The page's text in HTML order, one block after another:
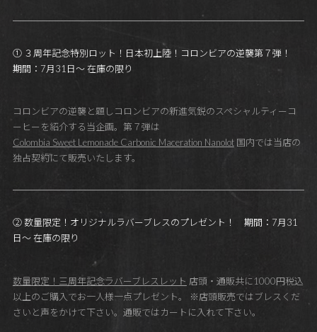
① ３周年記念特別ロット！日本初上陸！コロンビアの逆襲第７弾！
期間：7月31日～ 在庫の限り
コロンビアの逆襲と題しコロンビアの新進気鋭のスペシャルティーコ
ーヒーを紹介する当企画。第７弾は
Colombia Sweet Lemonade Carbonic Maceration Nanolot国内では当店の
独占契約にて販売いたします。
② 数量限定！オリジナルラバーブレスのプレゼント！ 期間：7月31
日～ 在庫の限り
数量限定！三周年記念ラバーブレスレット 店頭・通販共に1000円税込
以上のご購入でお一人様一点プレゼント。 ※店頭販売ではブレスくだ
さいと声をかけて下さい。通販ではカートに入れて下さい。